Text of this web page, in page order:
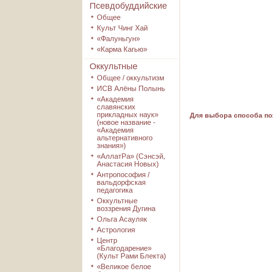
Псевдобуддийские
Общее
Культ Чинг Хай
«Фалуньгун»
«Карма Кагью»
Оккультные
Общее / оккультизм
ИСВ Алёны Полынь
«Академия
славянских
прикладных наук»
(новое название -
«Академия
альтернативного
знания»)
«АллатРа» (Сэнсэй,
Анастасия Новых)
Антропософия /
вальдорфская
педагогика
Оккультные
воззрения Дугина
Ольга Асауляк
Астрология
Центр
«Благодарение»
(Культ Рами Блекта)
«Великое белое
Для выбора способа